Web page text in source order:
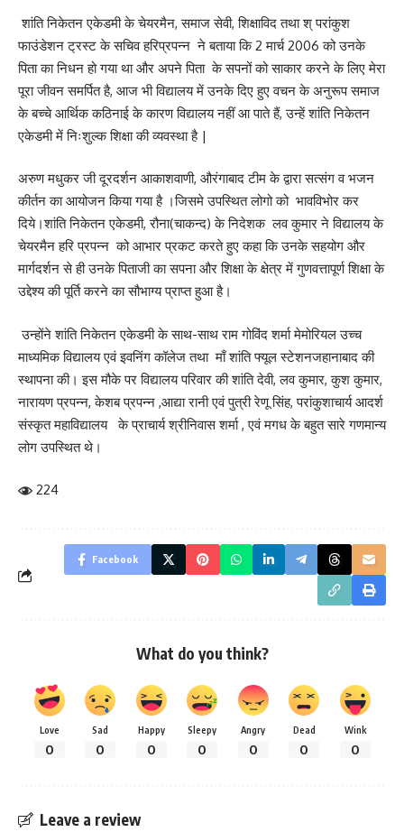
शांति निकेतन एकेडमी के चेयरमैन, समाज सेवी, शिक्षाविद तथा श् परांकुश
फाउंडेशन ट्रस्ट के सचिव हरिप्रपन्न ने बताया कि 2 मार्च 2006 को उनके
पिता का निधन हो गया था और अपने पिता के सपनों को साकार करने के लिए मेरा
पूरा जीवन समर्पित है, आज भी विद्यालय में उनके दिए हुए वचन के अनुरूप समाज
के बच्चे आर्थिक कठिनाई के कारण विद्यालय नहीं आ पाते हैं, उन्हें शांति निकेतन
एकेडमी में निःशुल्क शिक्षा की व्यवस्था है |
अरुण मधुकर जी दूरदर्शन आकाशवाणी, औरंगाबाद टीम के द्वारा सत्संग व भजन
कीर्तन का आयोजन किया गया है ।जिसमे उपस्थित लोगो को भावविभोर कर
दिये।शांति निकेतन एकेडमी, रौना(चाकन्द) के निदेशक लव कुमार ने विद्यालय के
चेयरमैन हरि प्रपन्न को आभार प्रकट करते हुए कहा कि उनके सहयोग और
मार्गदर्शन से ही उनके पिताजी का सपना और शिक्षा के क्षेत्र में गुणवत्तापूर्ण शिक्षा के
उद्देश्य की पूर्ति करने का सौभाग्य प्राप्त हुआ है।
उन्होंने शांति निकेतन एकेडमी के साथ-साथ राम गोविंद शर्मा मेमोरियल उच्च
माध्यमिक विद्यालय एवं इवनिंग कॉलेज तथा माँ शांति फ्यूल स्टेशनजहानाबाद की
स्थापना की। इस मौके पर विद्यालय परिवार की शांति देवी, लव कुमार, कुश कुमार,
नारायण प्रपन्न, केशब प्रपन्न ,आद्या रानी एवं पुत्री रेणू सिंह, परांकुशाचार्य आदर्श
संस्कृत महाविद्यालय के प्राचार्य श्रीनिवास शर्मा , एवं मगध के बहुत सारे गणमान्य
लोग उपस्थित थे।
224
Facebook
What do you think?
Love
0
Sad
0
Happy
0
Sleepy
0
Angry
0
Dead
0
Wink
0
Leave a review